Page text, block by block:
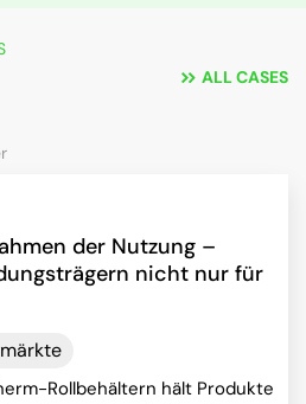
ALL CASES
der Nutzung –
nicht nur für
Rollbehältern hält Produkte